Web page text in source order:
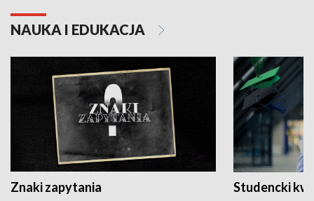
NAUKA I EDUKACJA
Znaki zapytania Studencki